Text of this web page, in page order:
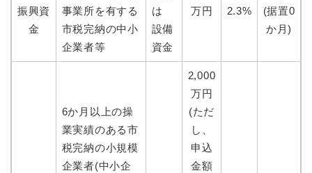
振興資
金
事業所を有する
市税完納の中小
企業者等
は
設備
資金
万円
2.3%
(据置0
か月)
6か月以上の操
業実績のある市
税完納の小規模
企業者(中小企
2,000
万円
(ただ
し、
申込
金額